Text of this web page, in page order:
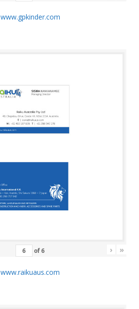
www.gpkinder.com
of6 › »
www.raikuaus.com